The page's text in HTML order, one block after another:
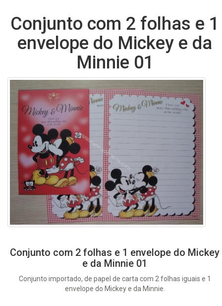
Conjunto com 2 folhas e 1
envelope do Mickey e da
Minnie 01
Conjunto com 2 folhas e 1 envelope do Mickey
e da Minnie 01
Conjunto importado, de papel de carta com 2 folhas iguais e 1
envelope do Mickey e da Minnie.